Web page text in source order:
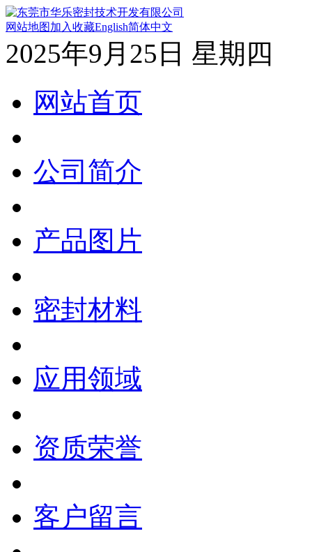
网站地图加入收藏English简体中文
2025年9月25日 星期四
网站首页
公司简介
产品图片
密封材料
应用领域
资质荣誉
客户留言